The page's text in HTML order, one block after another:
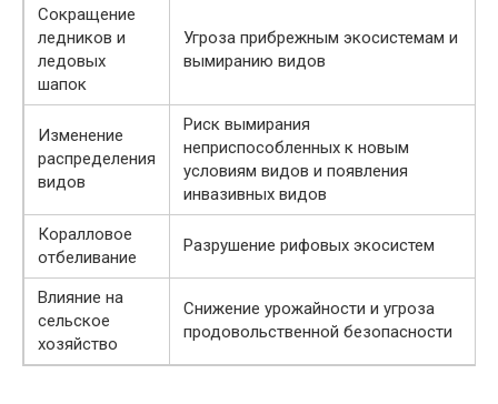
Сокращение
ледников и
ледовых
шапок
Угроза прибрежным экосистемам и
вымиранию видов
Изменение
распределения
видов
Риск вымирания
неприспособленных к новым
условиям видов и появления
инвазивных видов
Коралловое
отбеливание
Разрушение рифовых экосистем
Влияние на
сельское
хозяйство
Снижение урожайности и угроза
продовольственной безопасности